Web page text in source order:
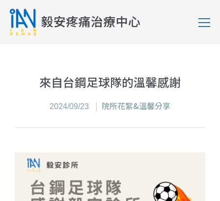
來自台鋼足球隊的溫馨感謝
2024/09/23 院所花絮&溫馨分享